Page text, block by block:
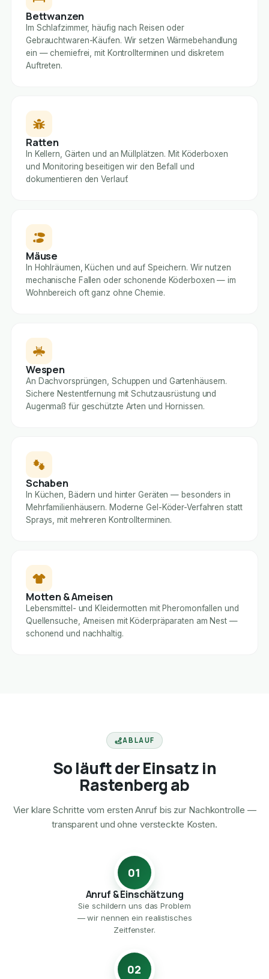
Bettwanzen
Im Schlafzimmer, häufig nach Reisen oder
Gebrauchtwaren-Käufen. Wir setzen Wärmebehandlung
ein — chemiefrei, mit Kontrollterminen und diskretem
Auftreten.
Ratten
In Kellern, Gärten und an Müllplätzen. Mit Köderboxen
und Monitoring beseitigen wir den Befall und
dokumentieren den Verlauf.
Mäuse
In Hohlräumen, Küchen und auf Speichern. Wir nutzen
mechanische Fallen oder schonende Köderboxen — im
Wohnbereich oft ganz ohne Chemie.
Wespen
An Dachvorsprüngen, Schuppen und Gartenhäusern.
Sichere Nestentfernung mit Schutzausrüstung und
Augenmaß für geschützte Arten und Hornissen.
Schaben
In Küchen, Bädern und hinter Geräten — besonders in
Mehrfamilienhäusern. Moderne Gel-Köder-Verfahren statt
Sprays, mit mehreren Kontrollterminen.
Motten & Ameisen
Lebensmittel- und Kleidermotten mit Pheromonfallen und
Quellensuche, Ameisen mit Köderpräparaten am Nest —
schonend und nachhaltig.
ABLAUF
So läuft der Einsatz in
Rastenberg ab
Vier klare Schritte vom ersten Anruf bis zur Nachkontrolle —
transparent und ohne versteckte Kosten.
01
Anruf & Einschätzung
Sie schildern uns das Problem
— wir nennen ein realistisches
Zeitfenster.
02